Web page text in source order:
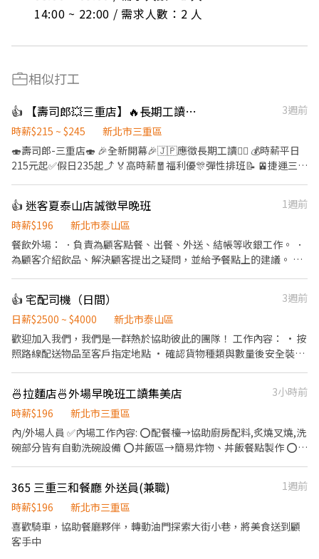
14:00 ~ 22:00 / 需求人數：2 人
相似打工
👍 【壽司郎💥三重店】🔥長期工讀💰時薪 平日215元 假日235元 🎉學生打工
3週前
時薪$215 ~ $245
新北市三重區
🍣壽司郎-三重店🍣 🎉全新開幕🎉🇯🇵應徵長期工讀🙆‍♀️ 💰時薪平日
215元起✅️假日235起⤴️ 🏅高時薪🧧福利優🎊彈性排班📝 🚈捷運三重
學打工、假日兼職、二度就業、外籍學生、實習簽約。 ✅️彈性排
班：08:30~23:00(請於面試時與店長確認班表) ✅️不管是平日早班、
週末假日班、放學後打烊班皆有職缺，歡迎直接投遞履歷！ ⭕工作
內容 ▪外場🎈 帶客入座→介紹、服務→飲料提供→餐具清洗→桌邊
洗、環境整理整頓、環境清洗......等。 ✨在職教育訓練完善，無經驗
者也OK✨️ ⭕獎金福利 ▪生日禮券！ ▪員工用餐優惠！ ▪不定期活
▪介紹親朋好友入職，期滿可獲得3,000～5,000元獎金！ ⭕基本保
障 ①加班費(以5分鐘為單位計算) ②勞保、健保、意外險 ③每月提
撥勞工退休新制6% ④特休按照勞基法規定 ⑤颱風天出勤津貼 ⑥員
工用餐折扣 ⑦提供員工制服 ⑧任職一年後提供免費健檢
👍 迷客夏泰山店誠徵早晚班
1週前
時薪$196
新北市泰山區
餐飲外場： ．負責為顧客點餐、出餐、外送、結帳等收銀工作。 ．
為顧客介紹飲品、解決顧客提出之疑問，並給予餐點上的建議。 ．
👍 宅配司機（日間）
3週前
日薪$2500 ~ $4000
新北市泰山區
歡迎加入我們，我們是一群熱於協助彼此的團隊！ 工作內容： • 按
照路線配送物品至客戶指定地點 • 確認貨物種類與數量後安全裝載
處 • 提供在職訓練，陪你慢慢學會工作 沒經驗沒關係，帶著笑容就
能安心開始！
🍜拉麵店🍜外場早晚班工讀集美店
3小時前
時薪$196
新北市三重區
內/外場人員 ✅內場工作內容: ⭕️配餐檯→協助廚房配料,炙燒叉燒,洗
碗部分皆有自動洗碗設備 ⭕️丼飯區→簡易炸物、丼飯餐點製作 ⭕️拉
用一人承擔所有工作! 每6月12月會調薪ㄧ次~ ✅外場工作內容: ⭕️接
待客人,介紹菜單,解答問題, ⭕️處理訂單,簡易POS系統操作,結帳 ⭕️
維持用餐區的整潔 1. 其他任務: ⭕️檢查庫存,協助補貨 沒有經驗沒有
關係!上班期間都會有同事耐心教導,保持好心情並且展現你滿滿的熱
365 三重三和餐廳 外送員(兼職)
1週前
時薪$196
新北市三重區
喜歡騎車，協助餐廳夥伴，轉動油門探索大街小巷，將美食送到顧
客手中